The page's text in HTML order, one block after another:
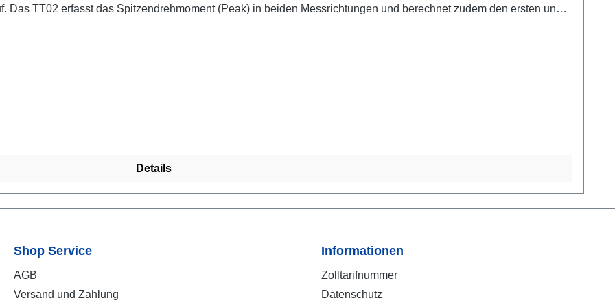
geeignet. inkluvise PC-Software MESUR® Lite: Einfache PC-Software zum
Details
Shop Service
AGB
Versand und Zahlung
Informationen
Zolltarifnummer
Datenschutz